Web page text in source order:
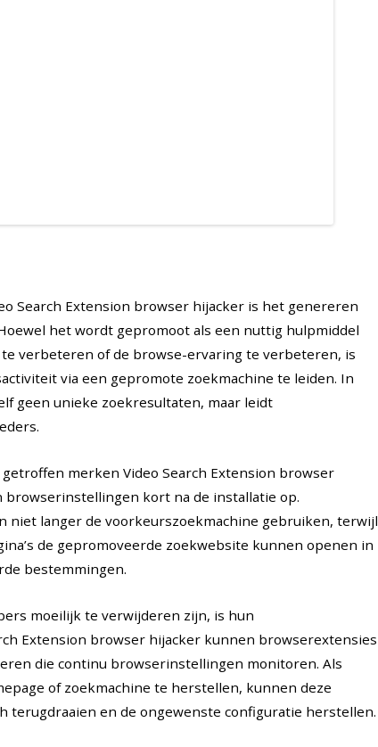
Search Extension browser hijacker is het genereren
het wordt gepromoot als een nuttig hulpmiddel
verbeteren of de browse-ervaring te verbeteren, is
via een gepromote zoekmachine te leiden. In
geen unieke zoekresultaten, maar leidt
merken Video Search Extension browser
browserinstellingen kort na de installatie op.
niet langer de voorkeurszoekmachine gebruiken, terwijl
de gepromoveerde zoekwebsite kunnen openen in
bestemmingen.
moeilijk te verwijderen zijn, is hun
Extension browser hijacker kunnen browserextensies
die continu browserinstellingen monitoren. Als
of zoekmachine te herstellen, kunnen deze
terugdraaien en de ongewenste configuratie herstellen.